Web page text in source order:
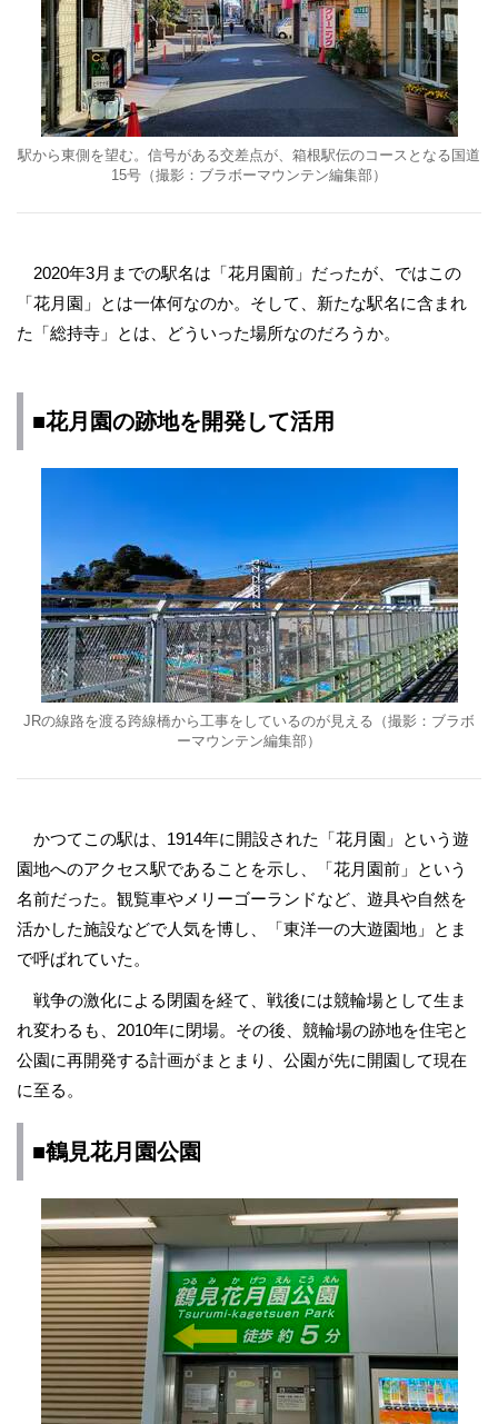
駅から東側を望む。信号がある交差点が、箱根駅伝のコースとなる国道
15号（撮影：ブラボーマウンテン編集部）
2020年3月までの駅名は「花月園前」だったが、ではこの
「花月園」とは一体何なのか。そして、新たな駅名に含まれ
た「総持寺」とは、どういった場所なのだろうか。
■花月園の跡地を開発して活用
JRの線路を渡る跨線橋から工事をしているのが見える（撮影：ブラボ
ーマウンテン編集部）
かつてこの駅は、1914年に開設された「花月園」という遊
園地へのアクセス駅であることを示し、「花月園前」という
名前だった。観覧車やメリーゴーランドなど、遊具や自然を
活かした施設などで人気を博し、「東洋一の大遊園地」とま
で呼ばれていた。
戦争の激化による閉園を経て、戦後には競輪場として生ま
れ変わるも、2010年に閉場。その後、競輪場の跡地を住宅と
公園に再開発する計画がまとまり、公園が先に開園して現在
に至る。
■鶴見花月園公園